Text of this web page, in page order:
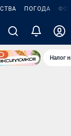
ПОГОДА
Налог